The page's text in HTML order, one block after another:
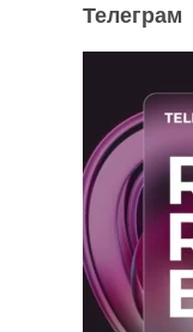
Телеграм